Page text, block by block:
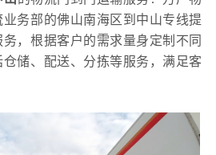
务部的佛山南海区到中山专线提
，根据客户的需求量身定制不同
储、配送、分拣等服务，满足客